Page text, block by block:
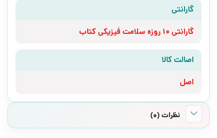
گارانتی
گارانتی 10 روزه سلامت فیزیکی کتاب
اصالت کالا
اصل
نظرات (0)